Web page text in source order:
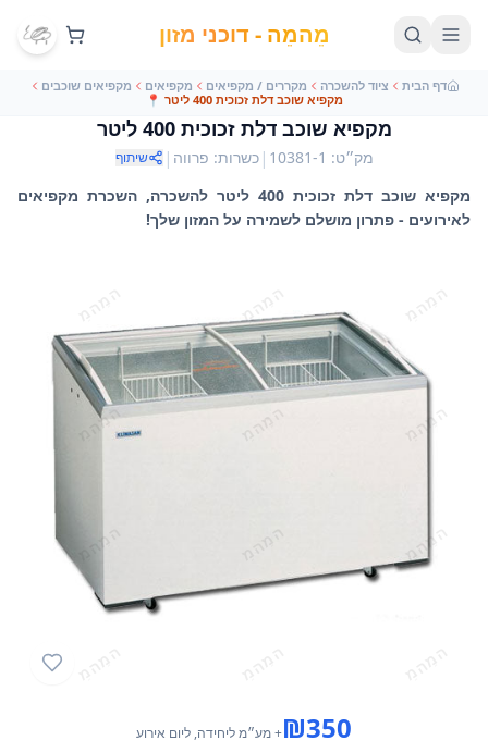
מֵהמֵה - דוכני מזון
דף הבית ציוד להשכרה מקררים / מקפיאים מקפיאים
מקפיאים שוכבים
מקפיא שוכב דלת זכוכית 400 ליטר
📍
מקפיא שוכב דלת זכוכית 400 ליטר
מק״ט:
10381-1
|כשרות: פרווה | שיתוף
מקפיא שוכב דלת זכוכית 400 ליטר להשכרה, השכרת מקפיאים
לאירועים - פתרון מושלם לשמירה על המזון שלך!
₪350 + מע״מליחידה, ליום אירוע